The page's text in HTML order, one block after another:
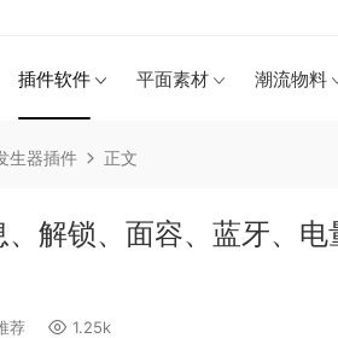
插件软件 平面素材 潮流物料
生器插件 正文
解锁、面容、蓝牙、电
荐 1.25k